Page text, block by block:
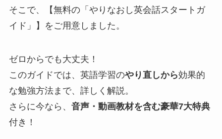
そこで、【無料の「やりなおし英会話スタートガ
イド」】をご用意しました。
ゼロからでも大丈夫！
このガイドでは、英語学習のやり直しから効果的
な勉強方法まで、詳しく解説。
さらに今なら、 音声・動画教材を含む豪華7大特典
付き！